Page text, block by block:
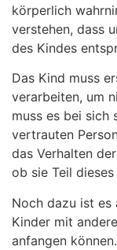
körperlich
verstehen, dass
des Kindes
Das Kind muss
verarbeiten, um
muss es bei sich
vertrauten
das Verhalten
ob sie Teil
Noch dazu ist es
Kinder mit
anfangen